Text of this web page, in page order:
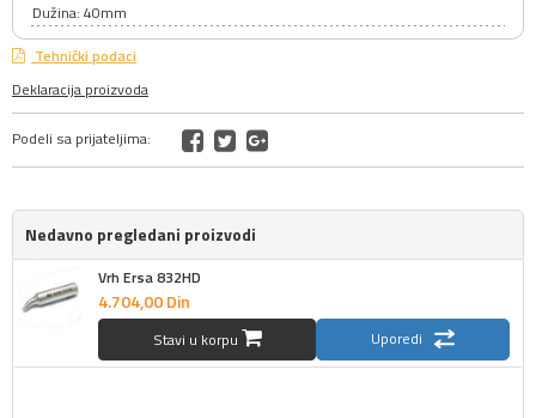
Dužina: 40mm
Tehnički podaci
Deklaracija proizvoda
Podeli sa prijateljima:
Nedavno pregledani proizvodi
Vrh Ersa 832HD
4.704,00Din
Stavi u korpu Uporedi